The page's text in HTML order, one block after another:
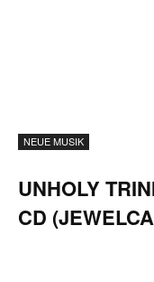
NEUE MUSIK
UNHOLY
CD